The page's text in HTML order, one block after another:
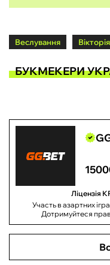
Веслування
БУКМЕКЕРИ
Ліцензія
Участь в азартних
Дотримуйтеся